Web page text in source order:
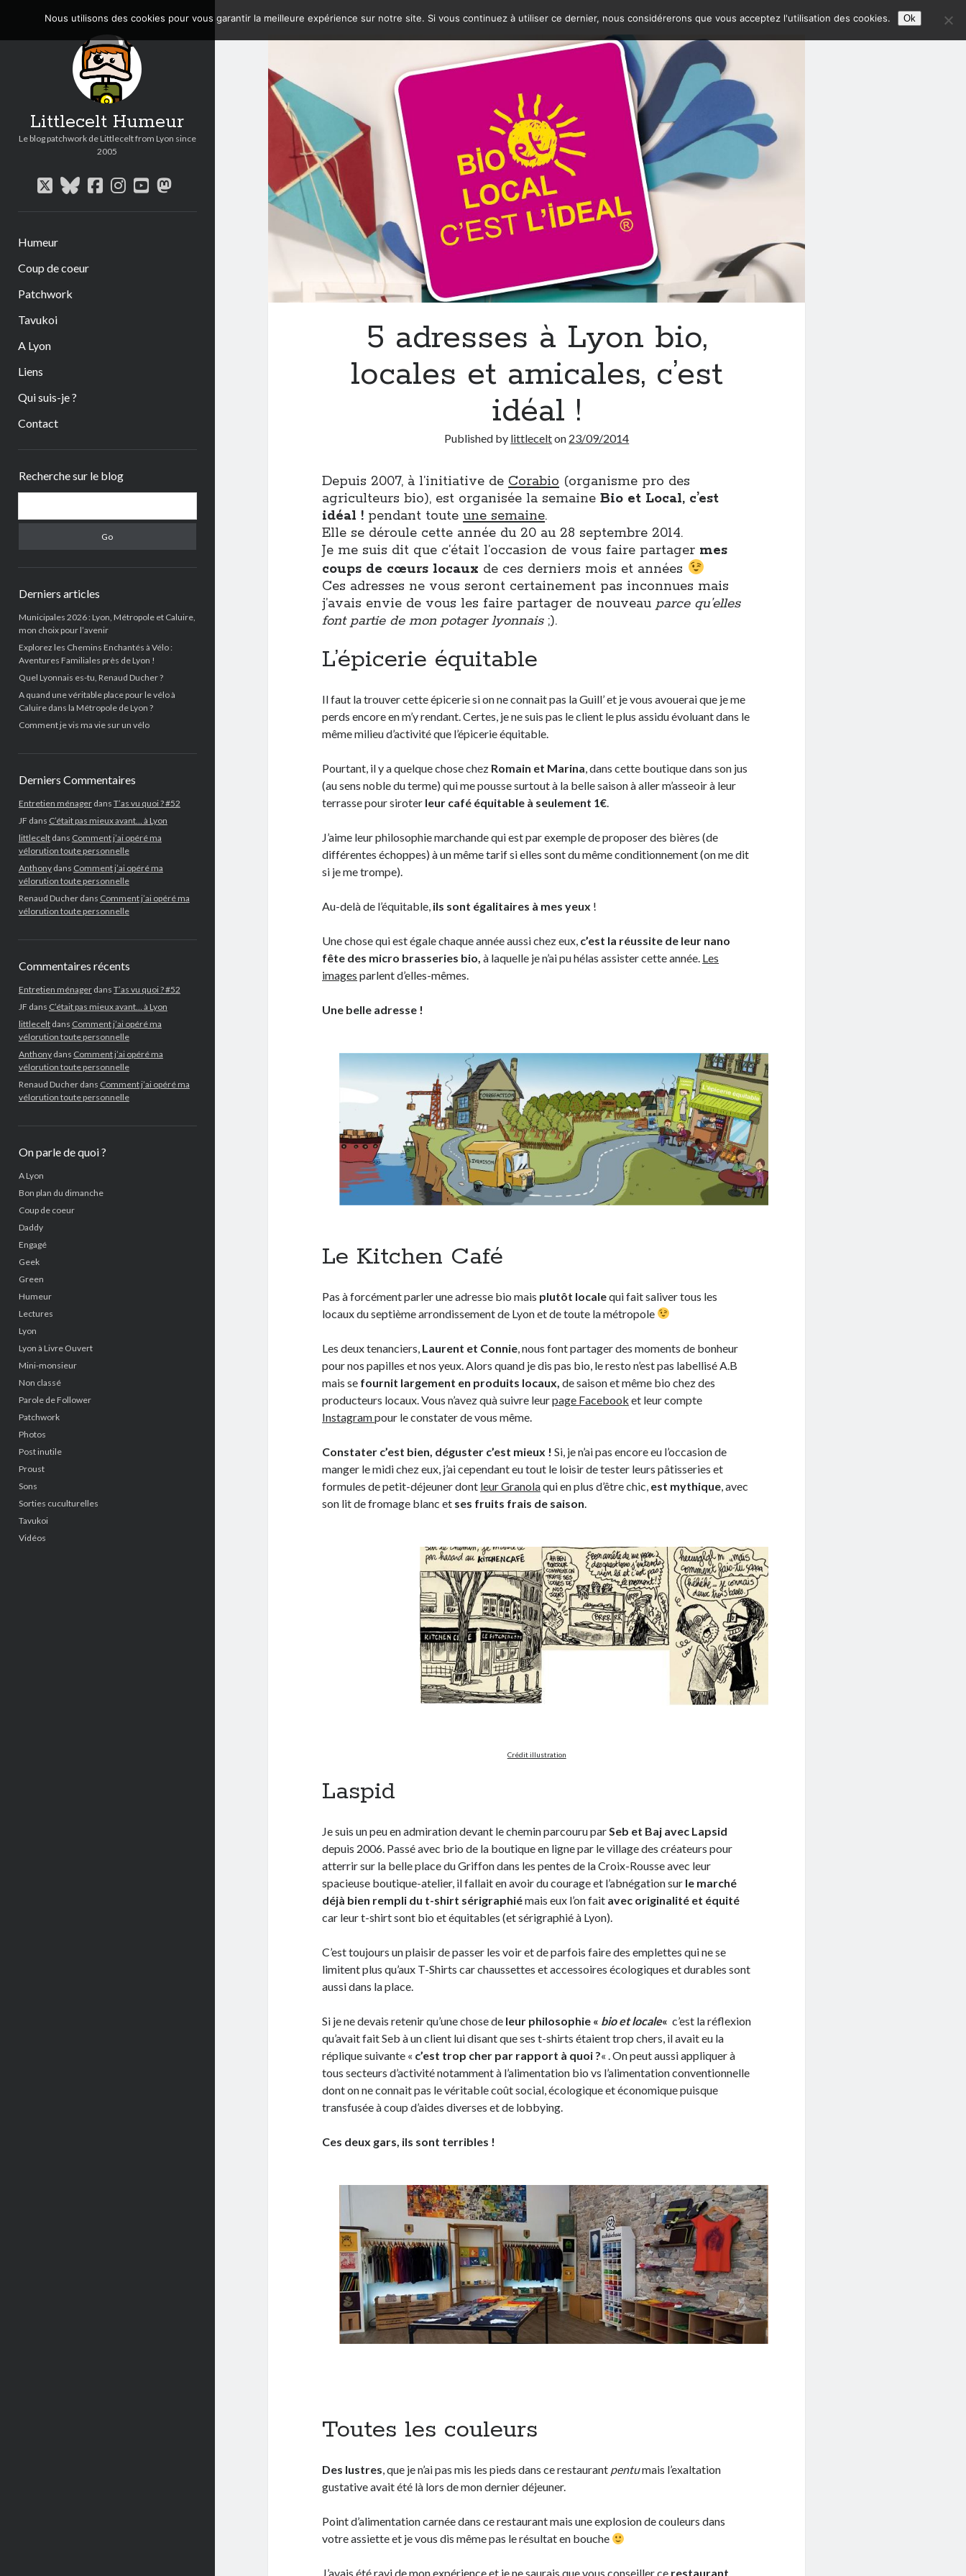
Littlecelt Humeur
Le blog patchwork de Littlecelt from Lyon since
2005
twitterbluesky
facebook
instagram
youtube
mastodon
Humeur
Coup de coeur
Patchwork
Tavukoi
A Lyon
Liens
Qui suis-je ?
Contact
Recherche sur le blog
Derniers articles
Municipales 2026 : Lyon, Métropole et Caluire,
mon choix pour l’avenir
Explorez les Chemins Enchantés à Vélo :
Aventures Familiales près de Lyon !
Quel Lyonnais es-tu, Renaud Ducher ?
A quand une véritable place pour le vélo à
Caluire dans la Métropole de Lyon ?
Comment je vis ma vie sur un vélo
Derniers Commentaires
Entretien ménagerdans T’as vu quoi ? #52
JF dans C’était pas mieux avant… à Lyon
littleceltdans Comment j’ai opéré ma
vélorution toute personnelle
Anthonydans Comment j’ai opéré ma
vélorution toute personnelle
Renaud Ducherdans Comment j’ai opéré ma
vélorution toute personnelle
Commentaires récents
Entretien ménagerdans T’as vu quoi ? #52
JF dans C’était pas mieux avant… à Lyon
littleceltdans Comment j’ai opéré ma
vélorution toute personnelle
Anthonydans Comment j’ai opéré ma
vélorution toute personnelle
Renaud Ducherdans Comment j’ai opéré ma
vélorution toute personnelle
On parle de quoi ?
A Lyon
Bon plan du dimanche
Coup de coeur
Daddy
Engagé
Geek
Green
Humeur
Lectures
Lyon
Lyon à Livre Ouvert
Mini-monsieur
Non classé
Parole de Follower
Patchwork
Photos
Post inutile
Proust
Sons
Sorties cuculturelles
Tavukoi
Vidéos
5 adresses à Lyon bio,
locales et amicales, c’est
idéal !
Published by littlecelton 23/09/2014
Depuis 2007, à l’initiative de Corabio (organisme pro des
agriculteurs bio), est organisée la semaineBio et Local, c’est
idéal ! pendant touteune semaine.
Elle se déroule cette année du 20 au 28 septembre 2014.
Je me suis dit que c’était l’occasion de vous faire partager mes
coups de cœurs locaux de ces derniers mois et années
Ces adresses ne vous seront certainement pas inconnues mais
j’avais envie de vous les faire partager de nouveau parce qu’elles
font partie de mon potager lyonnais;).
L’épicerie équitable
Il faut la trouver cette épicerie si on ne connait pas la Guill’ et je vous avouerai que je me
perds encore en m’y rendant. Certes, je ne suis pas le client le plus assidu évoluant dans le
même milieu d’activité que l’épicerie équitable.
Pourtant, il y a quelque chose chez Romain et Marina, dans cette boutique dans son jus
(au sens noble du terme) qui me pousse surtout à la belle saison à aller m’asseoir à leur
terrasse pour siroter leur café équitable à seulement 1€.
J’aime leur philosophie marchande qui est par exemple de proposer des bières (de
différentes échoppes) à un même tarif si elles sont du même conditionnement (on me dit
si je me trompe).
Au-delà de l’équitable, ils sont égalitaires à mes yeux !
Une chose qui est égale chaque année aussi chez eux, c’est la réussite de leur nano
fête des micro brasseries bio, à laquelle je n’ai pu hélas assister cette année. Les
images parlent d’elles-mêmes.
Une belle adresse !
Le Kitchen Café
Pas à forcément parler une adresse bio mais plutôt localequi fait saliver tous les
locaux du septième arrondissement de Lyon et de toute la métropole
Les deux tenanciers, Laurent et Connie , nous font partager des moments de bonheur
pour nos papilles et nos yeux. Alors quand je dis pas bio, le resto n’est pas labellisé A.B
mais se fournit largement en produits locaux,de saison et même bio chez des
producteurs locaux. Vous n’avez quà suivre leurpage Facebook et leur compte
Instagrampour le constater de vous même.
Constater c’est bien, déguster c’est mieux !Si, je n’ai pas encore eu l’occasion de
manger le midi chez eux, j’ai cependant eu tout le loisir de tester leurs pâtisseries et
formules de petit-déjeuner dont leur Granolaqui en plus d’être chic, est mythique , avec
son lit de fromage blanc et ses fruits frais de saison
Crédit illustration
Laspid
Je suis un peu en admiration devant le chemin parcouru parSeb et Baj avec Lapsid
depuis 2006. Passé avec brio de la boutique en ligne par le village des créateurs pour
atterrir sur la belle place du Griffon dans les pentes de la Croix-Rousse avec leur
spacieuse boutique-atelier, il fallait en avoir du courage et l’abnégation sur le marché
déjà bien rempli du t-shirt sérigraphiémais eux l’on fait avec originalité et équité
car leur t-shirt sont bio et équitables (et sérigraphié à Lyon).
C’est toujours un plaisir de passer les voir et de parfois faire des emplettes qui ne se
limitent plus qu’aux T-Shirts car chaussettes et accessoires écologiques et durables sont
aussi dans la place.
Si je ne devais retenir qu’une chose de leur philosophie « bio et locale« c’est la réflexion
qu’avait fait Seb à un client lui disant que ses t-shirts étaient trop chers, il avait eu la
réplique suivante « c’est trop cher par rapport à quoi ?« . On peut aussi appliquer à
tous secteurs d’activité notamment à l’alimentation bio vs l’alimentation conventionnelle
dont on ne connait pas le véritable coût social, écologique et économique puisque
transfusée à coup d’aides diverses et de lobbying.
Ces deux gars, ils sont terribles !
Toutes les couleurs
Des lustres, que je n’ai pas mis les pieds dans ce restaurant pentumais l’exaltation
gustative avait été là lors de mon dernier déjeuner.
Point d’alimentation carnée dans ce restaurant mais une explosion de couleurs dans
votre assiette et je vous dis même pas le résultat en bouche
J’avais été ravi de mon expérience et je ne saurais que vous conseiller ce restaurant
Nous utilisons des cookies pour vous garantir la meilleure expérience sur notre site. Si vous continuez à utiliser ce dernier, nous considérerons que vous acceptez l'utilisation des cookies. Ok